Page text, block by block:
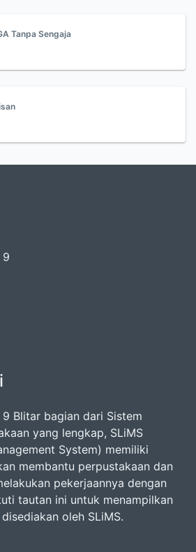
Tanpa Sengaja
9
Blitar bagian dari Sistem
yang lengkap, SLiMS
System) memiliki
membantu perpustakaan dan
pekerjaannya dengan
tautan ini untuk menampilkan
oleh SLiMS.